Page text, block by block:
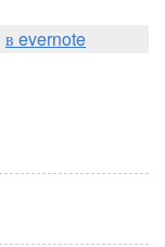
в evernote